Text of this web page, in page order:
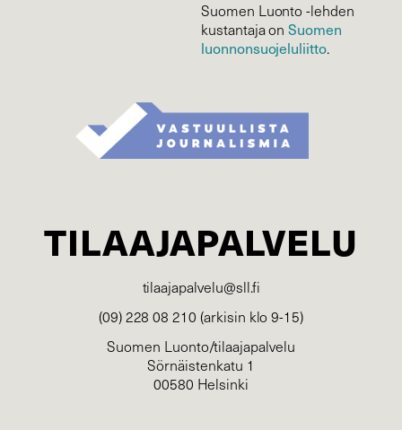
Suomen Luonto -lehden
kustantaja onSuomen
luonnonsuojelu­liitto.
TILAAJAPALVELU
tilaajapalvelu@sll.fi
(09) 228 08 210 (arkisin klo 9-15)
Suomen Luonto/tilaajapalvelu
Sörnäistenkatu 1
00580 Helsinki